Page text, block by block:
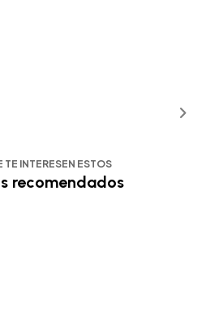
TE INTERESEN ESTOS
recomendados